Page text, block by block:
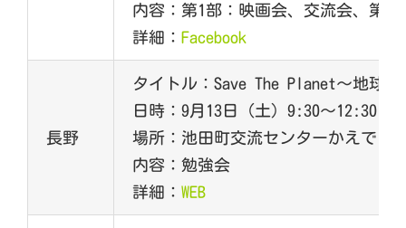
内容：第1部：映画会、交流会、第2
詳細： Facebook
長野
タイトル：Save The Planet〜地球
日時：9月13日（土）9:30～12:30
場所：池田町交流センターかえで
内容：勉強会
詳細： WEB